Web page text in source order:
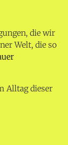
die wir
Welt, die so
Alltag dieser